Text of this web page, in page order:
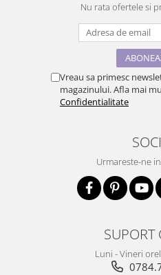
Nu rata ofertele si
Vreau sa primesc
magazinului. Afla mai
Confidentialitate
Urmareste-ne
SUPORT
Luni - Vineri